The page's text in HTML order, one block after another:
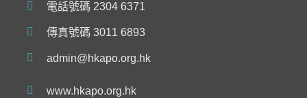
電話號碼 2304 6371
傳真號碼 3011 6893
admin@hkapo.org.hk
www.hkapo.org.hk